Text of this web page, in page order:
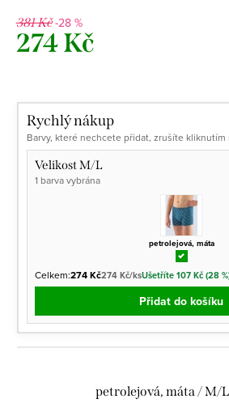
381 Kč-28 %
274 Kč
Rychlý nákup
Barvy, které nechcete přidat, zrušíte kliknutím
Velikost M/L
1 barva vybrána
petrolejová, máta
Celkem:274 Kč274 Kč/ksUšetříte 107 Kč (28
Přidat do košíku
petrolejová, máta / M/L